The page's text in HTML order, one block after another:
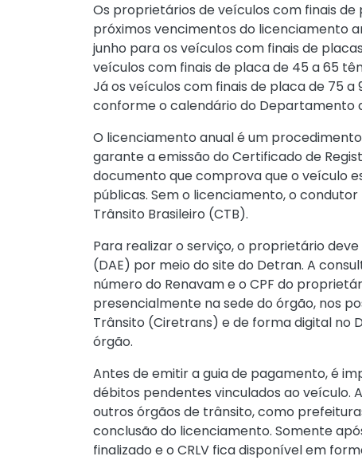
Os proprietários de veículos com finais
próximos vencimentos do licenciamento
junho para os veículos com finais de
veículos com finais de placa de 45 a 65
Já os veículos com finais de placa de 75 a
conforme o calendário do Departamento
O licenciamento anual é um
garante a emissão do Certificado de
documento que comprova que o veículo
públicas. Sem o licenciamento, o
Trânsito Brasileiro (CTB).
Para realizar o serviço, o proprietário
(DAE) por meio do site do Detran. A
número do Renavam e o CPF do
presencialmente na sede do órgão, nos
Trânsito (Ciretrans) e de forma digital no
órgão.
Antes de emitir a guia de pagamento, é
débitos pendentes vinculados ao veículo.
outros órgãos de trânsito, como
conclusão do licenciamento. Somente
finalizado e o CRLV fica disponível em